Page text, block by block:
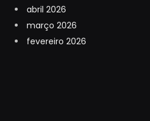
abril 2026
março 2026
fevereiro 2026